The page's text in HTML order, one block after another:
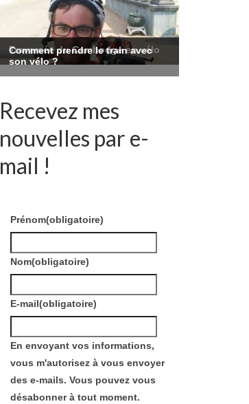
Recevez mes
nouvelles par e-
mail !
Prénom(obligatoire)
Nom(obligatoire)
E-mail(obligatoire)
En envoyant vos informations,
vous m'autorisez à vous envoyer
des e-mails. Vous pouvez vous
désabonner à tout moment.